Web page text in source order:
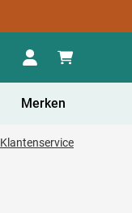
Merken
Klantenservice